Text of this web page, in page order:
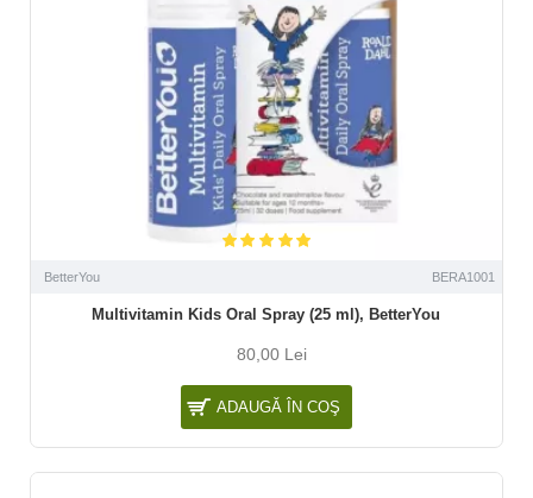
BetterYou BERA1001
Multivitamin Kids Oral Spray (25 ml), BetterYou
80,00 Lei
ADAUGĂ ÎN COŞ